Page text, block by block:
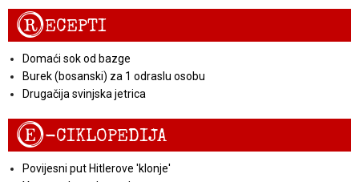
RECEPTI
Domaći sok od bazge
Burek (bosanski) za 1 odraslu osobu
Drugačija svinjska jetrica
E-CIKLOPEDIJA
Povijesni put Hitlerove 'klonje'